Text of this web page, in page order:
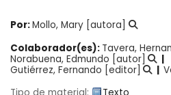
Por:Mollo, Mary [autora]
Colaborador(es): Tavera,
Norabuena, Edmundo [autor]
Gutiérrez, Fernando [editor]